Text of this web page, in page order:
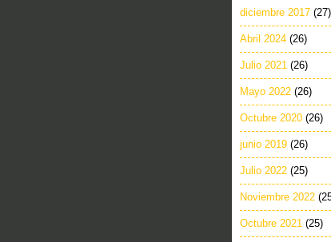
diciembre 2017 (27)
Abril 2024 (26)
Julio 2021 (26)
Mayo 2022 (26)
Octubre 2020 (26)
junio 2019 (26)
Julio 2022 (25)
Noviembre 2022
Octubre 2021 (25)